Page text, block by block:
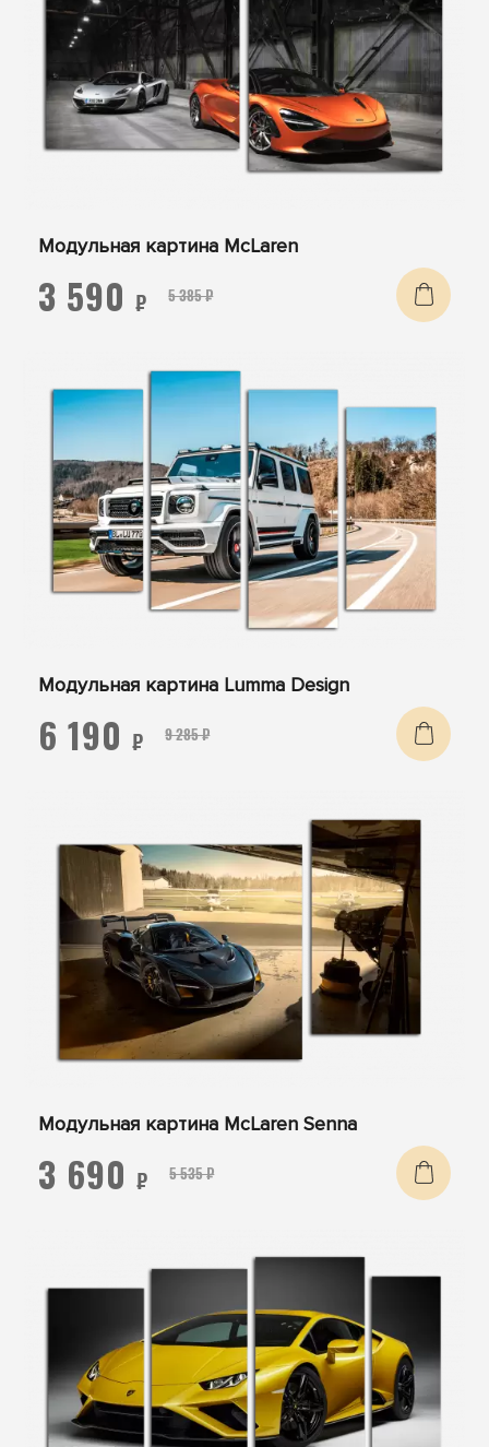
Модульная картина McLaren
5 385 ₽
3 590 ₽
Модульная картина Lumma Design
9 285 ₽
6 190 ₽
Модульная картина McLaren Senna
5 535 ₽
3 690 ₽